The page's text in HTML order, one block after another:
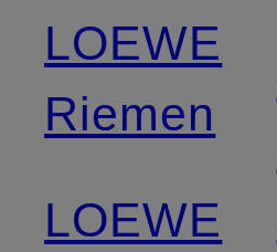
LOEWE
Riemen
LOEWE